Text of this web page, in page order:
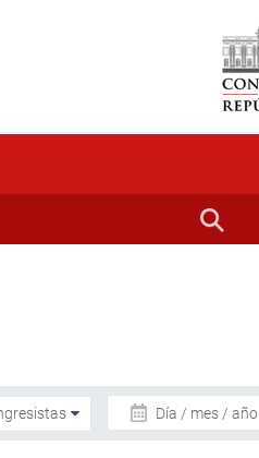
Día / mes / año